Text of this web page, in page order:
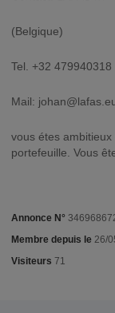
(Belgique)
Tel. +32 479940318
Mail:
vous étes
portefeuille. Vous
Annonce N°
Membre depuis le 26/
Visiteurs 71